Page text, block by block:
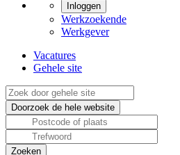
Inloggen
Werkzoekende
Werkgever
Vacatures
Gehele site